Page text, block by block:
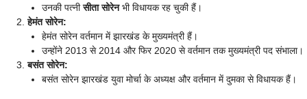
उनकी पत्नीसीता सोरेनभी विधायक रह चुकी हैं।
हेमंत सोरेन:
हेमंत सोरेन वर्तमान में झारखंड के मुख्यमंत्री हैं।
उन्होंने 2013 से 2014 और फिर 2020 से वर्तमान तक मुख्यमंत्री पद संभाला।
बसंत सोरेन:
बसंत सोरेन झारखंड युवा मोर्चा के अध्यक्ष और वर्तमान में दुमका से विधायक हैं।